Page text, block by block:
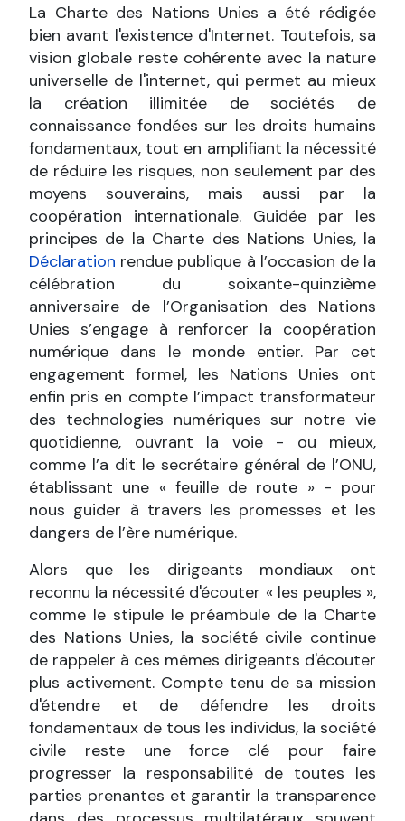
La Charte des Nations Unies a été rédigée
bien avant l'existence d'Internet. Toutefois, sa
vision globale reste cohérente avec la nature
universelle de l'internet, qui permet au mieux
la création illimitée de sociétés de
connaissance fondées sur les droits humains
fondamentaux, tout en amplifiant la nécessité
de réduire les risques, non seulement par des
moyens souverains, mais aussi par la
coopération internationale. Guidée par les
principes de la Charte des Nations Unies, la
Déclaration rendue publique à l’occasion de la
célébration du soixante-quinzième
anniversaire de l’Organisation des Nations
Unies s’engage à renforcer la coopération
numérique dans le monde entier. Par cet
engagement formel, les Nations Unies ont
enfin pris en compte l’impact transformateur
des technologies numériques sur notre vie
quotidienne, ouvrant la voie - ou mieux,
comme l’a dit le secrétaire général de l’ONU,
établissant une « feuille de route » - pour
nous guider à travers les promesses et les
dangers de l’ère numérique.
Alors que les dirigeants mondiaux ont
reconnu la nécessité d'écouter « les peuples »,
comme le stipule le préambule de la Charte
des Nations Unies, la société civile continue
de rappeler à ces mêmes dirigeants d'écouter
plus activement. Compte tenu de sa mission
d'étendre et de défendre les droits
fondamentaux de tous les individus, la société
civile reste une force clé pour faire
progresser la responsabilité de toutes les
parties prenantes et garantir la transparence